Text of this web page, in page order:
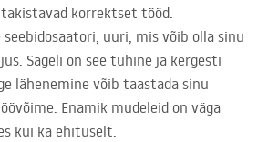
korrektset tööd.
seebidosaatori, uuri, mis võib olla sinu
Sageli on see tühine ja kergesti
lähenemine võib taastada sinu
Enamik mudeleid on väga
kui ka ehituselt.